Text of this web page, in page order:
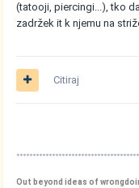
(tatooji, piercingi...), tko
zadržek it k njemu na
Citiraj
Out beyond ideas of